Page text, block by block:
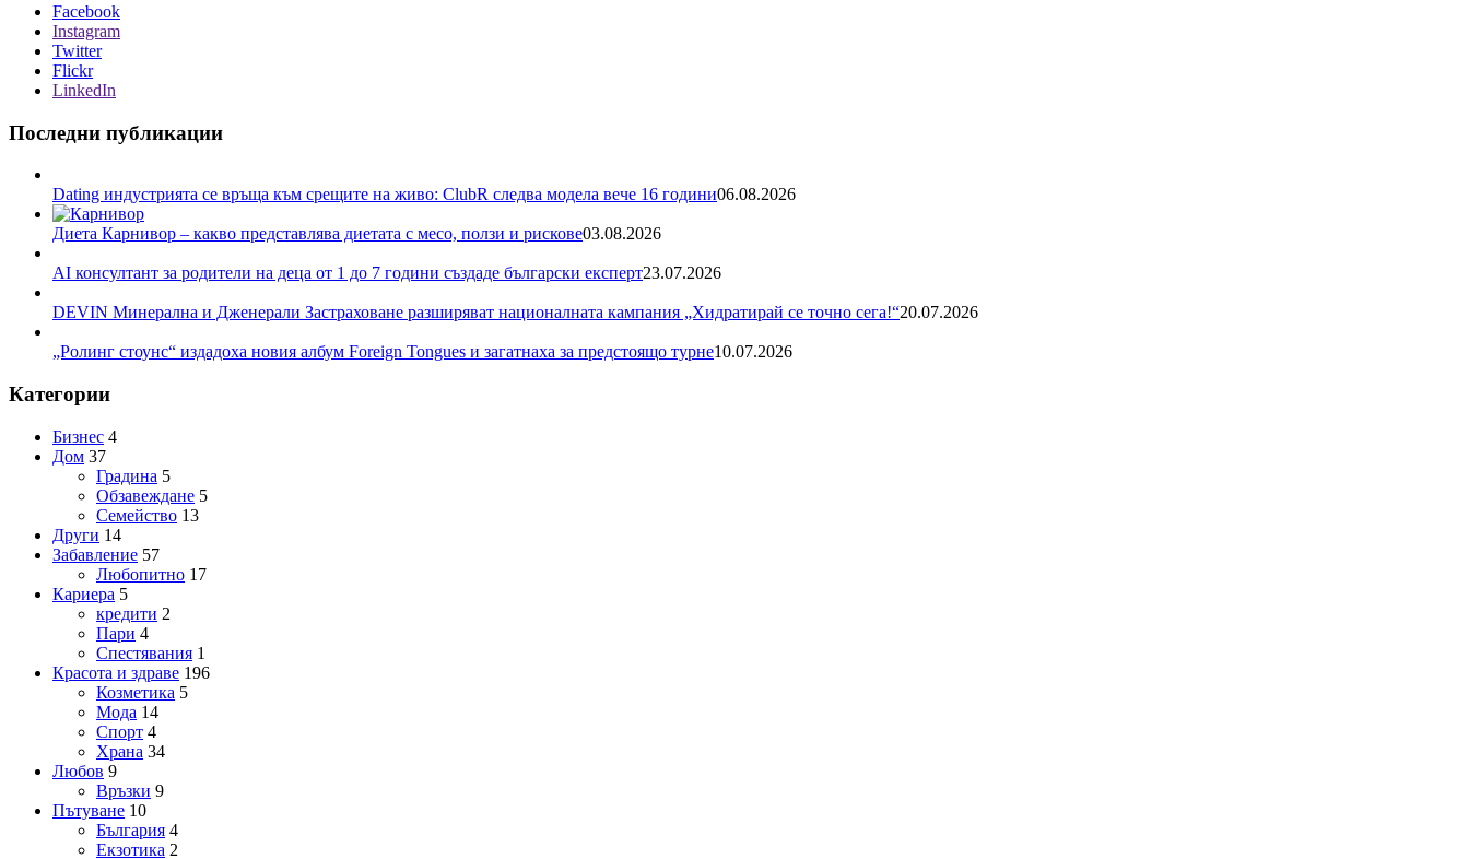
Facebook
Instagram
Twitter
Flickr
LinkedIn
Последни публикации
Dating индустрията се връща към срещите на живо: ClubR следва модела вече 16 години06.08.2026
Диета Карнивор – какво представлява диетата с месо, ползи и рискове03.08.2026
AI консултант за родители на деца от 1 до 7 години създаде български експерт23.07.2026
DEVIN Минерална и Дженерали Застраховане разширяват националната кампания „Хидратирай се точно сега!“20.07.2026
„Ролинг стоунс“ издадоха новия албум Foreign Tongues и загатнаха за предстоящо турне10.07.2026
Категории
Бизнес 4
Дом 37
Градина 5
Обзавеждане 5
Семейство 13
Други 14
Забавление 57
Любопитно 17
Кариера 5
кредити 2
Пари 4
Спестявания 1
Красота и здраве 196
Козметика 5
Мода 14
Спорт 4
Храна 34
Любов 9
Връзки 9
Пътуване 10
България 4
Екзотика 2